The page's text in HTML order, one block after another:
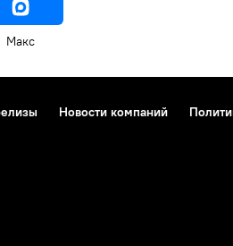
Макс
Новости компаний